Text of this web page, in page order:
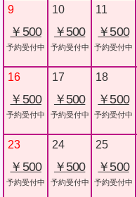
9
￥500
予約受付中
10
￥500
予約受付中
11
￥500
予約受付中
16
￥500
予約受付中
17
￥500
予約受付中
18
￥500
予約受付中
23
￥500
予約受付中
24
￥500
予約受付中
25
￥500
予約受付中